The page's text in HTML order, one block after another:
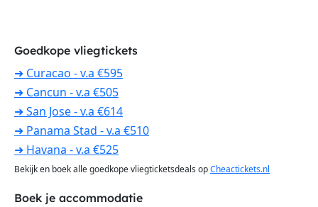
Goedkope vliegtickets
➜ Curacao - v.a €595
➜ Cancun - v.a €505
➜ San Jose - v.a €614
➜ Panama Stad - v.a €510
➜ Havana - v.a €525
Bekijk en boek alle goedkope vliegticketsdeals opCheactickets.nl
Boek je accommodatie